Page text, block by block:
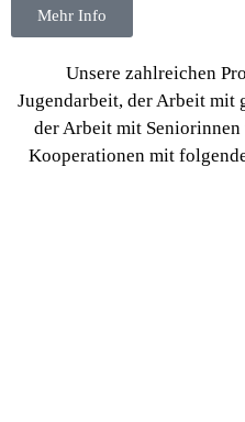
Mehr Info
Unsere zahlreichen
Jugendarbeit, der Arbeit mit
der Arbeit mit
Kooperationen mit